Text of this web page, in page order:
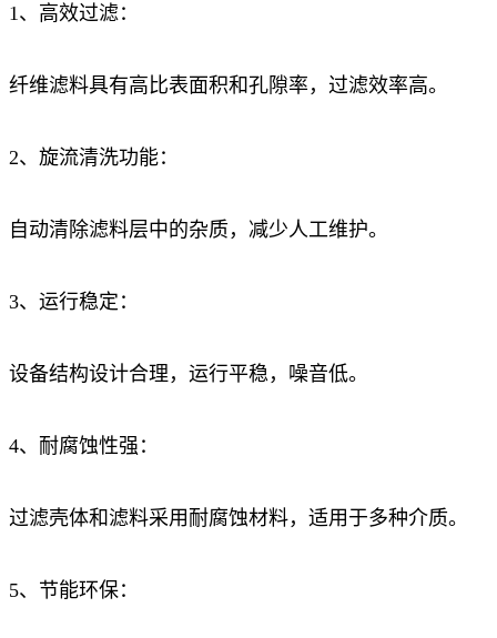
1、高效过滤：
纤维滤料具有高比表面积和孔隙率，过滤效率高。
2、旋流清洗功能：
自动清除滤料层中的杂质，减少人工维护。
3、运行稳定：
设备结构设计合理，运行平稳，噪音低。
4、耐腐蚀性强：
过滤壳体和滤料采用耐腐蚀材料，适用于多种介质。
5、节能环保：